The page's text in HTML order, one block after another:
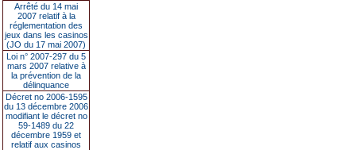
Arrêté du 14 mai
2007 relatif à la
réglementation des
jeux dans les casinos
(JO du 17 mai 2007)
Loi n° 2007-297 du 5
mars 2007 relative à
la prévention de la
délinquance
Décret no 2006-1595
du 13 décembre 2006
modifiant le décret no
59-1489 du 22
décembre 1959 et
relatif aux casinos